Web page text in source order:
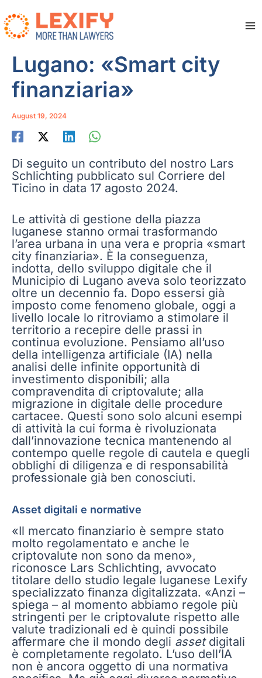
to
content
Lugano: «Smart city
finanziaria»
August 19, 2024
Di seguito un contributo del nostro Lars
Schlichting pubblicato sul Corriere del
Ticino in data 17 agosto 2024.
Le attività di gestione della piazza
luganese stanno ormai trasformando
l’area urbana in una vera e propria «smart
city finanziaria». È la conseguenza,
indotta, dello sviluppo digitale che il
Municipio di Lugano aveva solo teorizzato
oltre un decennio fa. Dopo essersi già
imposto come fenomeno globale, oggi a
livello locale lo ritroviamo a stimolare il
territorio a recepire delle prassi in
continua evoluzione. Pensiamo all’uso
della intelligenza artificiale (IA) nella
analisi delle infinite opportunità di
investimento disponibili; alla
compravendita di criptovalute; alla
migrazione in digitale delle procedure
cartacee. Questi sono solo alcuni esempi
di attività la cui forma è rivoluzionata
dall’innovazione tecnica mantenendo al
contempo quelle regole di cautela e quegli
obblighi di diligenza e di responsabilità
professionale già ben conosciuti.
Asset digitali e normative
«Il mercato finanziario è sempre stato
molto regolamentato e anche le
criptovalute non sono da meno»,
riconosce Lars Schlichting, avvocato
titolare dello studio legale luganese Lexify
specializzato finanza digitalizzata. «Anzi –
spiega – al momento abbiamo regole più
stringenti per le criptovalute rispetto alle
valute tradizionali ed è quindi possibile
affermare che il mondo degli asset digitali
è completamente regolato. L’uso dell’IA
non è ancora oggetto di una normativa